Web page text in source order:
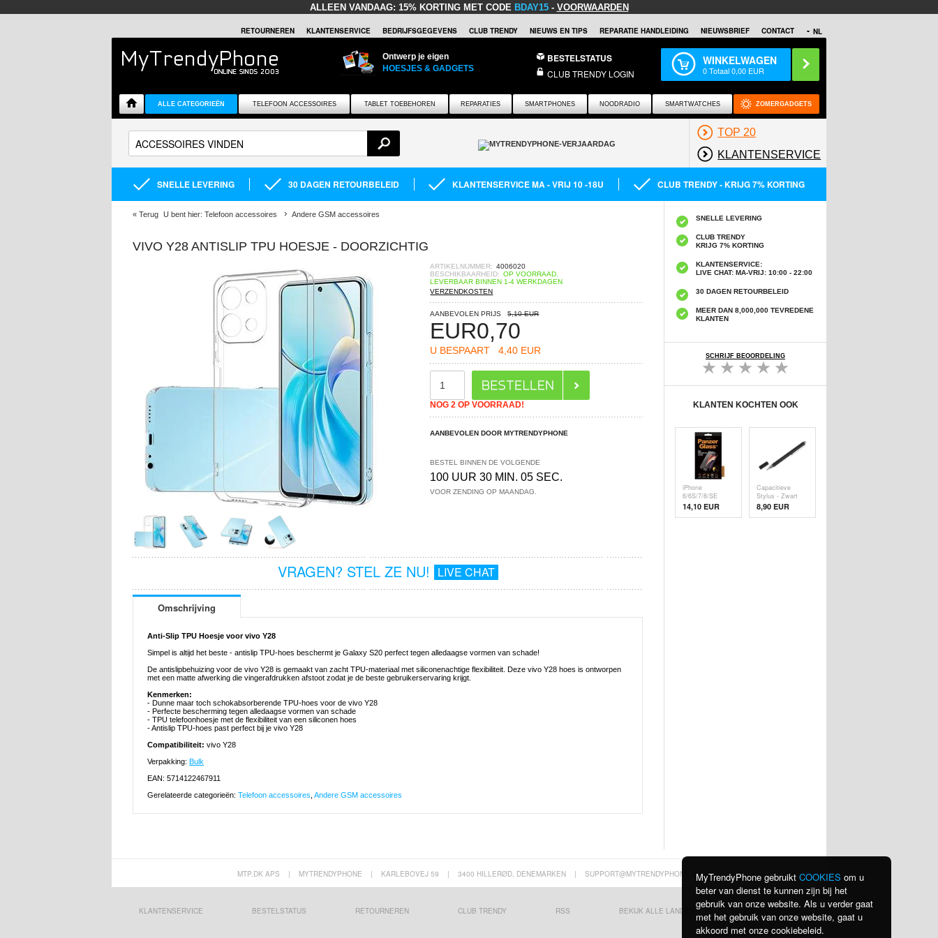
ALLEEN VANDAAG: 15% KORTING MET CODE BDAY15- VOORWAARDEN
NL
RETOURNEREN KLANTENSERVICE BEDRIJFSGEGEVENS CLUB TRENDY NIEUWS EN TIPS REPARATIE HANDLEIDING NIEUWSBRIEF CONTACT
Ontwerp je eigen
HOESJES & GADGETS
BESTELSTATUS
CLUB TRENDY LOGIN
WINKELWAGEN
0Totaal0,00 EUR
ALLE CATEGORIEËN TELEFOON ACCESSOIRES TABLET TOEBEHOREN REPARATIES SMARTPHONES NOODRADIO SMARTWATCHES ZOMERGADGETS
TOP 20
KLANTENSERVICE
SNELLE LEVERING 30 DAGEN RETOURBELEID KLANTENSERVICE MA - VRIJ 10 -18U CLUB TRENDY - KRIJG 7% KORTING
« Terug U bent hier: Telefoon accessoires Andere GSM accessoires
VIVO Y28 ANTISLIP TPU HOESJE - DOORZICHTIG
ARTIKELNUMMER: 4006020
BESCHIKBAARHEID: OP VOORRAAD.
LEVERBAAR BINNEN 1-4 WERKDAGEN
VERZENDKOSTEN
AANBEVOLEN PRIJS 5,10 EUR
EUR0,70
U BESPAART 4,40 EUR
NOG 2 OP VOORRAAD!
AANBEVOLEN DOOR MYTRENDYPHONE
BESTEL BINNEN DE VOLGENDE
100 UUR 30 MIN. 04 SEC.
VOOR ZENDING OP MAANDAG.
VRAGEN? STEL ZE NU! LIVE CHAT
Omschrijving
Anti-Slip TPU Hoesje voor vivo Y28
Simpel is altijd het beste - antislip TPU-hoes beschermt je Galaxy S20 perfect tegen alledaagse vormen van schade!
De antislipbehuizing voor de vivo Y28 is gemaakt van zacht TPU-materiaal met siliconenachtige flexibiliteit. Deze vivo Y28 hoes is ontworpen
met een matte afwerking die vingerafdrukken afstoot zodat je de beste gebruikerservaring krijgt.
Kenmerken:
- Dunne maar toch schokabsorberende TPU-hoes voor de vivo Y28
- Perfecte bescherming tegen alledaagse vormen van schade
- TPU telefoonhoesje met de flexibiliteit van een siliconen hoes
- Antislip TPU-hoes past perfect bij je vivo Y28
Compatibiliteit: vivo Y28
Verpakking: Bulk
EAN: 5714122467911
Gerelateerde categorieën: Telefoon accessoires Andere GSM accessoires
SNELLE LEVERING
CLUB TRENDY
KRIJG 7% KORTING
KLANTENSERVICE:
LIVE CHAT: MA-VRIJ: 10:00 - 22:00
30 DAGEN RETOURBELEID
MEER DAN 8,000,000 TEVREDENE
KLANTEN
SCHRIJF BEOORDELING
KLANTEN KOCHTEN OOK
iPhone
6/6S/7/8/SE
(2020)/SE (
14,10 EUR
Capacitieve
Stylus - Zwart
8,90 EUR
MTP.DK APS | MYTRENDYPHONE | KARLEBOVEJ 59 | 3400 HILLERØD, DENEMARKEN | SUPPORT@MYTRENDYPHONE.BE
KLANTENSERVICE BESTELSTATUS RETOURNEREN CLUB TRENDY RSS BEKIJK ALLE LANDEN
MyTrendyPhone gebruikt COOKIES om u
beter van dienst te kunnen zijn bij het
gebruik van onze website. Als u verder gaat
met het gebruik van onze website, gaat u
akkoord met onze cookiebeleid.